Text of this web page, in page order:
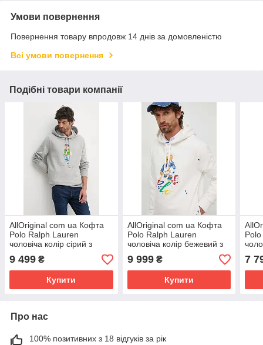
Умови повернення
Повернення товару впродовж 14 днів за домовленістю
Всі умови повернення
Подібні товари компанії
AllOriginal com ua Кофта
Polo Ralph Lauren
чоловіча колір сірий з
капюшоном з принтом
710953719 РОЗМІРИ
9 499 ₴
Купити
AllOriginal com ua Кофта
Polo Ralph Lauren
чоловіча колір бежевий з
капюшоном з принтом
РОЗМІРИ ЗАПИТУЙТЕ
9 999₴
Купити
7
Про нас
100% позитивних з 18 відгуків за рік